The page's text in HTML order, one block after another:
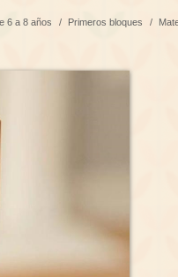
6 a 8 años / Primeros bloques /